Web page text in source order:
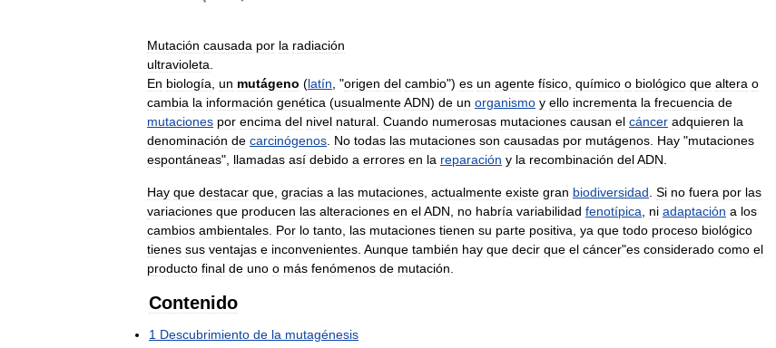
Mutación causada por la radiación
ultravioleta
En biología un mutágeno (latín , "origen del cambio") es un agente físico químico o biológico que altera o
cambia la información genética (usualmenteADN) de un organismo y ello incrementa la frecuencia de
mutaciones por encima del nivel natural Cuando numerosas mutaciones causan el cáncer adquieren la
denominación de carcinógenos No todas las mutaciones son causadas por mutágenos Hay "mutaciones
espontáneas", llamadas así debido a errores en la reparación y la recombinación delADN
Hay que destacar que gracias a las mutaciones actualmente existe gran biodiversidad Si no fuera por las
variaciones que producen las alteraciones en elADN no habría variabilidad fenotípica ni adaptación a los
cambios ambientales Por lo tanto las mutaciones tienen su parte positiva ya que todo proceso biológico
tienes sus ventajas e inconvenientes Aunque también hay que decir que el cáncer"es considerado como el
producto final de uno o más fenómenos de mutación
Contenido
1 Descubrimiento de la mutagénesis